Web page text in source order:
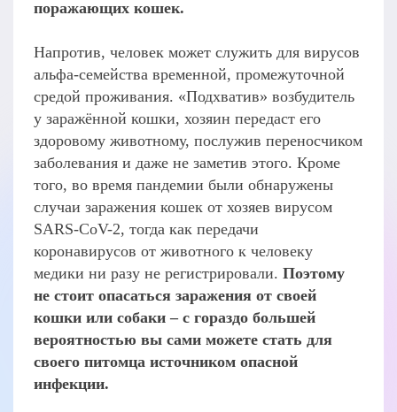
поражающих кошек.
Напротив, человек может служить для вирусов
альфа-семейства временной, промежуточной
средой проживания. «Подхватив» возбудитель
у заражённой кошки, хозяин передаст его
здоровому животному, послужив переносчиком
заболевания и даже не заметив этого. Кроме
того, во время пандемии были обнаружены
случаи заражения кошек от хозяев вирусом
SARS-CoV-2, тогда как передачи
коронавирусов от животного к человеку
медики ни разу не регистрировали.Поэтому
не стоит опасаться заражения от своей
кошки или собаки – с гораздо большей
вероятностью вы сами можете стать для
своего питомца источником опасной
инфекции.